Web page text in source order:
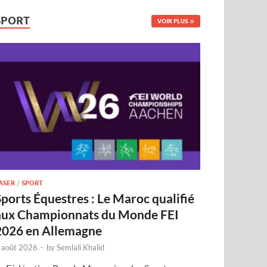
VOIR PLUS
/SPORT
Équestres : Le Maroc qualifié
Championnats du Monde FEI
en Allemagne
2026 - bySemlali Khalid